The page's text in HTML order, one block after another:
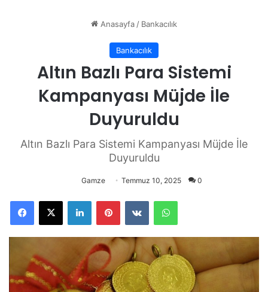
Anasayfa/ Bankacılık
Bankacılık
Altın Bazlı Para Sistemi
Kampanyası Müjde İle
Duyuruldu
Altın Bazlı Para Sistemi Kampanyası Müjde İle
Duyuruldu
Gamze Temmuz 10, 2025 0